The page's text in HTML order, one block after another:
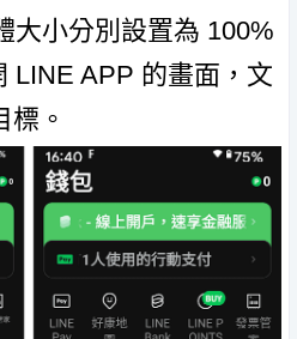
大小分別設置為 100%
LINE APP 的畫面，文
標。